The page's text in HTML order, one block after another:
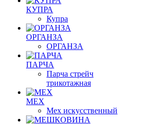
КУПРА
Купра
ОРГАНЗА
ОРГАНЗА
ПАРЧА
Парча стрейч
трикотажная
МЕХ
Мех искусственный